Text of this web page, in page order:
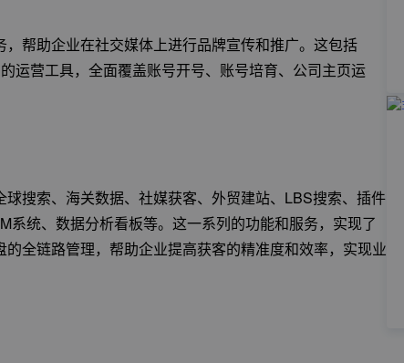
帮助企业在社交媒体上进行品牌宣传和推广。这包括
运营工具，全面覆盖账号开号、账号培育、公司主页运
搜索、海关数据、社媒获客、外贸建站、LBS搜索、插件
统、数据分析看板等。这一系列的功能和服务，实现了
全链路管理，帮助企业提高获客的精准度和效率，实现业